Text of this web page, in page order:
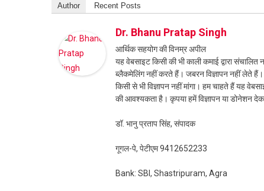
Author Recent Posts
Dr. Bhanu Pratap Singh
आर्थिक सहयोग की विनम्र अपील
यह वेबसाइट किसी की भी काली कमाई द्वारा
ब्लैकमेलिंग नहीं करते हैं। जबरन विज्ञापन नहीं लेते
किसी से भी विज्ञापन नहीं मांगा। हम चाहते हैं यह
की आवश्यकता है। कृपया हमें विज्ञापन या डोनेशन
डॉ. भानु प्रताप सिंह, संपादक
गूगल-पे, पेटीएम 9412652233
Bank: SBI, Shastripuram, Agra